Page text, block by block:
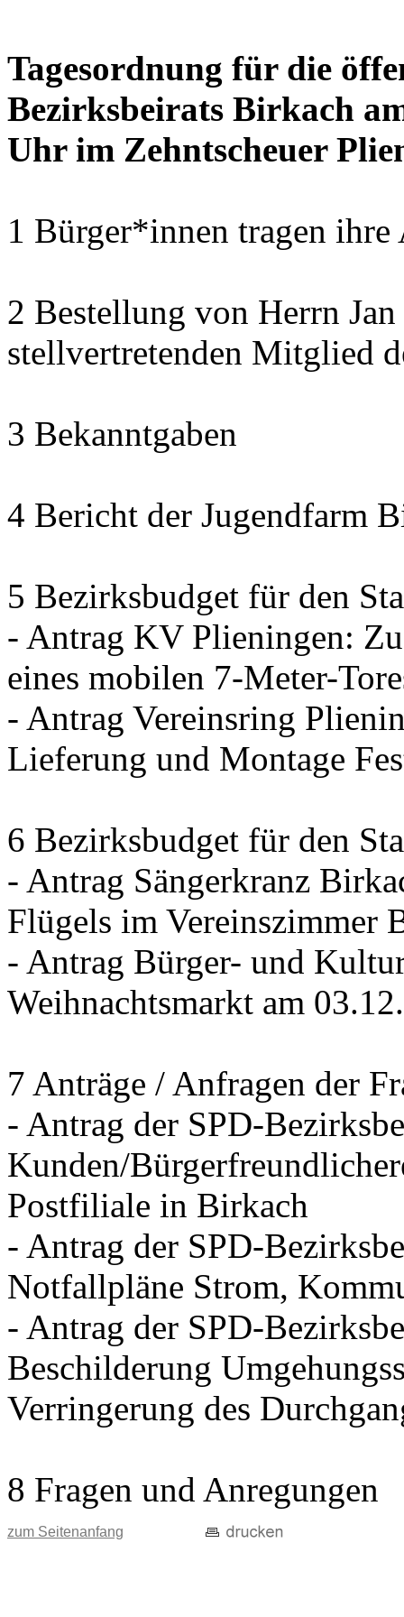
Tagesordnung für die
Bezirksbeirats Birkach
Uhr im Zehntscheuer
1 Bürger*innen tragen
2 Bestellung von Herrn
stellvertretenden Mitglied
3 Bekanntgaben
4 Bericht der Jugendfarm
5 Bezirksbudget für den
- Antrag KV Plieningen:
eines mobilen 7-Meter-
- Antrag Vereinsring
Lieferung und Montage
6 Bezirksbudget für den
- Antrag Sängerkranz
Flügels im Vereinszimmer
- Antrag Bürger- und
Weihnachtsmarkt am
7 Anträge / Anfragen der
- Antrag der SPD-
Kunden/
Postfiliale in Birkach
- Antrag der SPD-
Notfallpläne Strom,
- Antrag der SPD-
Beschilderung
Verringerung des
8 Fragen und Anregungen
zum Seitenanfang